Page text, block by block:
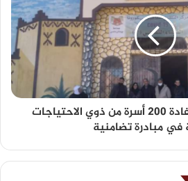
بومالن دادس... استفادة 200 أسرة من ذوي الاحتياجات
في مبادرة تضامنية